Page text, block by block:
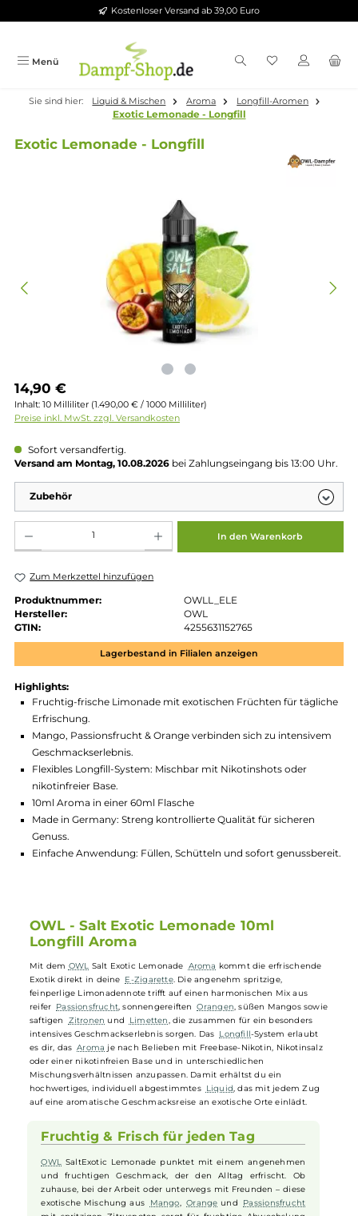
Zum Hauptinhalt springenKostenloser Versand ab 39,00 Euro
Menü
Liquid & Mischen Aroma
Regulärer Preis:
Inhalt:10 Milliliter(1.490,00 € / 1000 Milliliter)
Preise inkl. MwSt. zzgl. Versandkosten
Sofort versandfertig.
Versand am Montag, 10.08.2026bei Zahlungseingang bis 13:00
Zubehör
Produkt Anzahl: Gib den gewünschten Wert ein oder benutze die Schaltflächen um
Zum Merkzettel hinzufügen
Produktnummer: OWLL_ELE
Hersteller:
GTIN:
4255631152765
Highlights:
Fruchtig-frische Limonade mit exotischen Früchten für
Erfrischung.
Mango, Passionsfrucht & Orange verbinden sich zu
Geschmackserlebnis.
Flexibles Longfill-System: Mischbar mit Nikotinshots oder
Genuss.
Einfache Anwendung: Füllen, Schütteln und sofort
OWL - Salt Exotic Lemonade 10ml
Longfill Aroma
Mit demOWLSalt Exotic Lemonade Aromakommt die erfrischende
Exotik direkt in deine E-Zigarette. Die angenehm spritzige,
feinperlige Limonadennote trifft auf einen harmonischen Mix aus
saftigen Zitronen und Limetten , die zusammen für ein besonders
intensives Geschmackserlebnis sorgen. Das Longfill-System erlaubt
es dir, das Aromaje nach Belieben mit Freebase-Nikotin, Nikotinsalz
oder einer nikotinfreien Base und in unterschiedlichen
Mischungsverhältnissen anzupassen. Damit erhältst du ein
hochwertiges, individuell abgestimmtes Liquid, das mit jedem Zug